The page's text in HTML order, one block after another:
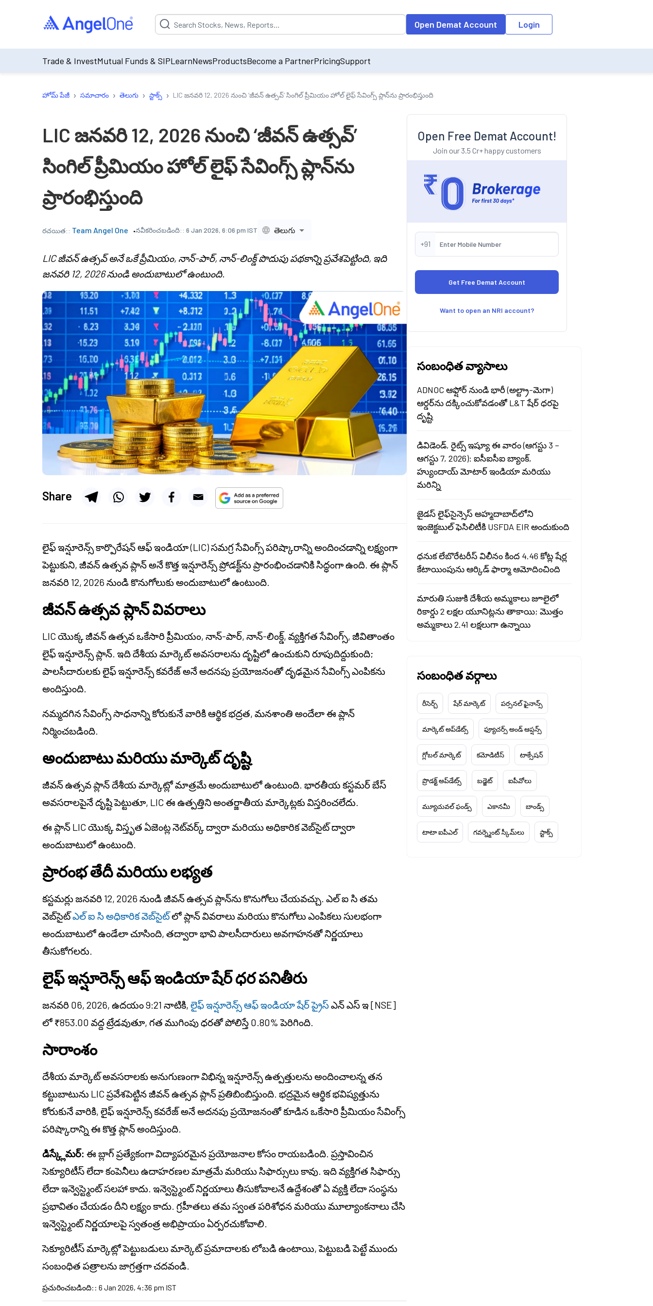
Suggestion will be populated by default on accessing the input field. On entering data into the input field, the suggestion list will be updated as per the
Open Demat Account Login
Trade & InvestMutual Funds & SIPLearnNewsProductsBecome a PartnerPricingSupport
హోమ్ పేజీ › సమాచారం › తెలుగు › స్టాక్స్ › LIC జనవరి 12, 2026 నుంచి ‘జీవన్ ఉత్సవ్’ సింగిల్ ప్రీమియం హోల్ లైఫ్ సేవింగ్స్ ప్లాన్‌ను ప్రారంభిస్తుంది
LIC జనవరి 12, 2026 నుంచి ‘జీవన్ ఉత్సవ్’
సింగిల్ ప్రీమియం హోల్ లైఫ్ సేవింగ్స్ ప్లాన్‌ను
ప్రారంభిస్తుంది
రచయిత:: Team Angel One నవీకరించబడింది:: 6 Jan 2026, 6:06 pm IST తెలుగు
LIC జీవన్ ఉత్సవ్ అనే ఒకే ప్రీమియం, నాన్-పార్, నాన్-లింక్డ్ పొదుపు పథకాన్ని ప్రవేశపెట్టింది, ఇది
జనవరి 12, 2026 నుండి అందుబాటులో ఉంటుంది.
Share
లైఫ్ ఇన్షూరెన్స్ కార్పొరేషన్ ఆఫ్ ఇండియా (LIC) సమగ్ర సేవింగ్స్ పరిష్కారాన్ని అందించడాన్ని లక్ష్యంగా
పెట్టుకుని, జీవన్ ఉత్సవ ప్లాన్ అనే కొత్త ఇన్షూరెన్స్ ప్రోడక్ట్‌ను ప్రారంభించడానికి సిద్ధంగా ఉంది. ఈ ప్లాన్
జనవరి 12, 2026 నుండి కొనుగోలుకు అందుబాటులో ఉంటుంది.
జీవన్ ఉత్సవ ప్లాన్ వివరాలు
LIC యొక్క జీవన్ ఉత్సవ ఒకేసారి ప్రీమియం, నాన్-పార్, నాన్-లింక్డ్, వ్యక్తిగత సేవింగ్స్, జీవితాంతం
లైఫ్ ఇన్షూరెన్స్ ప్లాన్. ఇది దేశీయ మార్కెట్ అవసరాలను దృష్టిలో ఉంచుకుని రూపుదిద్దుకుంది;
పాలసీదారులకు లైఫ్ ఇన్షూరెన్స్ కవరేజ్ అనే అదనపు ప్రయోజనంతో దృఢమైన సేవింగ్స్ ఎంపికను
అందిస్తుంది.
నమ్మదగిన సేవింగ్స్ సాధనాన్ని కోరుకునే వారికి ఆర్థిక భద్రత, మనశాంతి అందేలా ఈ ప్లాన్
నిర్మించబడింది.
అందుబాటు మరియు మార్కెట్ దృష్టి
జీవన్ ఉత్సవ ప్లాన్ దేశీయ మార్కెట్లో మాత్రమే అందుబాటులో ఉంటుంది. భారతీయ కస్టమర్ బేస్
అవసరాలపైనే దృష్టి పెట్టుతూ, LIC ఈ ఉత్పత్తిని అంతర్జాతీయ మార్కెట్లకు విస్తరించలేదు.
ఈ ప్లాన్ LIC యొక్క విస్తృత ఏజెంట్ల నెట్‌వర్క్ ద్వారా మరియు అధికారిక వెబ్‌సైట్ ద్వారా
అందుబాటులో ఉంటుంది.
ప్రారంభ తేదీ మరియులభ్యత
కస్టమర్లుజనవరి 12, 2026 నుండి జీవన్ ఉత్సవ ప్లాన్‌ను కొనుగోలు చేయవచ్చు. ఎల్ ఐ సి తమ
వెబ్‌సైట్ఎల్ ఐ సి అధికారిక వెబ్‌సైట్లో ప్లాన్ వివరాలు మరియు కొనుగోలు ఎంపికలు సులభంగా
అందుబాటులో ఉండేలా చూసింది, తద్వారా భావి పాలసీదారులు అవగాహనతో నిర్ణయాలు
తీసుకోగలరు.
లైఫ్ ఇన్షూరెన్స్ ఆఫ్ ఇండియా షేర్ధరపనితీరు
జనవరి 06, 2026, ఉదయం 9:21 నాటికి, లైఫ్ ఇన్షూరెన్స్ ఆఫ్ ఇండియా షేర్ ప్రైస్ఎన్ ఎస్ ఇ [NSE]
లో ₹853.00 వద్ద ట్రేడవుతూ, గత ముగింపు ధరతో పోలిస్తే 0.80% పెరిగింది.
సారాంశం
దేశీయ మార్కెట్ అవసరాలకు అనుగుణంగా విభిన్న ఇన్షూరెన్స్ ఉత్పత్తులను అందించాలన్న తన
కట్టుబాటును LIC ప్రవేశపెట్టిన జీవన్ ఉత్సవ ప్లాన్ ప్రతిబింబిస్తుంది. భద్రమైన ఆర్థిక భవిష్యత్తును
కోరుకునే వారికి, లైఫ్ ఇన్షూరెన్స్ కవరేజ్ అనే అదనపు ప్రయోజనంతో కూడిన ఒకేసారి ప్రీమియం సేవింగ్స్
పరిష్కారాన్ని ఈ కొత్త ప్లాన్ అందిస్తుంది.
డిస్క్లేమర్: ఈ బ్లాగ్ ప్రత్యేకంగా విద్యాపరమైన ప్రయోజనాల కోసం రాయబడింది. ప్రస్తావించిన
సెక్యూరిటీస్ లేదా కంపెనీలు ఉదాహరణల మాత్రమే మరియు సిఫార్సులు కావు. ఇది వ్యక్తిగత సిఫార్సు
లేదా ఇన్వెస్ట్మెంట్ సలహా కాదు. ఇన్వెస్ట్మెంట్ నిర్ణయాలు తీసుకోవాలనే ఉద్దేశంతో ఏ వ్యక్తి లేదా సంస్థను
ప్రభావితం చేయడం దీని లక్ష్యం కాదు. గ్రహీతలు తమ స్వంత పరిశోధన మరియు మూల్యాంకనాలు చేసి
ఇన్వెస్ట్మెంట్ నిర్ణయాలపై స్వతంత్ర అభిప్రాయం ఏర్పరచుకోవాలి.
సెక్యూరిటీస్ మార్కెట్లో పెట్టుబడులు మార్కెట్ ప్రమాదాలకు లోబడి ఉంటాయి, పెట్టుబడి పెట్టే ముందు
సంబంధిత పత్రాలను జాగ్రత్తగా చదవండి.
ప్రచురించబడింది: : 6 Jan 2026, 4:36 pm IST
Open Free Demat Account!
Join our 3.5 Cr+ happy customers
+91
Want to open an NRI account?
సంబంధిత వ్యాసాలు
ADNOC ఆఫ్షోర్ నుండి భారీ (అల్ట్రా-మెగా)
ఆర్డర్‌ను దక్కించుకోవడంతో L&T షేర్ ధరపై
దృష్టి
డివిడెండ్, రైట్స్ ఇష్యూ ఈ వారం (ఆగస్టు 3 –
ఆగస్టు 7, 2026): ఐసీఐసీఐ బ్యాంక్,
హ్యుందాయ్ మోటార్ ఇండియా మరియు
మరిన్ని
జైడస్ లైఫ్‌సైన్సెస్ అహ్మదాబాద్‌లోని
ఇంజెక్టబుల్ ఫెసిలిటీకి USFDA EIR అందుకుంది
ధనుక లేబొరేటరీస్ విలీనం కింద 4.46 కోట్ల షేర్ల
కేటాయింపును ఆర్కిడ్ ఫార్మా ఆమోదించింది
మారుతి సుజుకి దేశీయ అమ్మకాలు జూలైలో
రికార్డు 2 లక్షల యూనిట్లను తాకాయి; మొత్తం
అమ్మకాలు 2.41 లక్షలుగా ఉన్నాయి
సంబంధిత వర్గాలు
రీసెర్చ్ షేర్ మార్కెట్ పర్సనల్ ఫైనాన్స్
మార్కెట్ అప్‌డేట్స్ ఫ్యూచర్స్ అండ్ ఆప్షన్స్
గ్లోబల్ మార్కెట్ కమోడిటీస్ టాక్సేషన్
ప్రొడక్ట్ అప్‌డేట్స్ బడ్జెట్ ఐపీవోలు
మ్యూచువల్ ఫండ్స్ ఎకానమీ బాండ్స్
టాటా ఐపీఎల్ గవర్న్మెంట్ స్కీమ్‌లు స్టాక్స్